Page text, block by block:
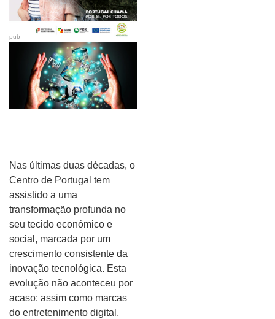
pub
Nas últimas duas décadas, o
Centro de Portugal tem
assistido a uma
transformação profunda no
seu tecido económico e
social, marcada por um
crescimento consistente da
inovação tecnológica. Esta
evolução não aconteceu por
acaso: assim como marcas
do entretenimento digital,